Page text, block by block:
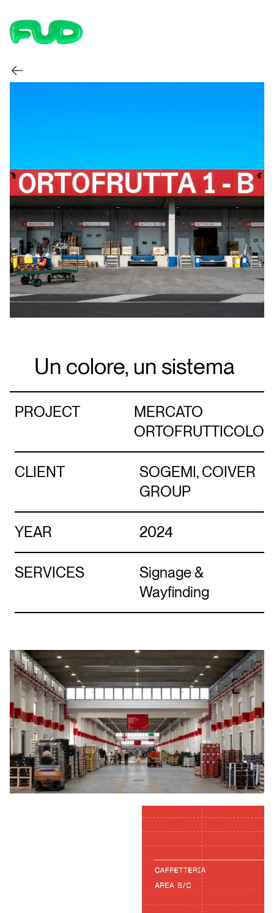
Un colore, un sistema
PROJECT
MERCATO
ORTOFRUTTICOLO
CLIENT
SOGEMI, COIVER
GROUP
YEAR 2024
SERVICES
Signage &
Wayfinding